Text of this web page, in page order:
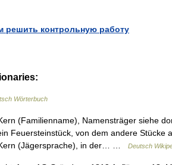
решить контрольную работу
Wörterbuch
(Familienname), Namensträger siehe
Feuersteinstück, von dem andere Stücke
(Jägersprache), in der… …
Deutsch